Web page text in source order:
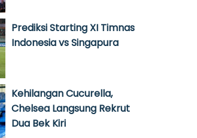
Prediksi Starting XI Timnas
Indonesia vs Singapura
Kehilangan Cucurella,
Chelsea Langsung Rekrut
Dua Bek Kiri